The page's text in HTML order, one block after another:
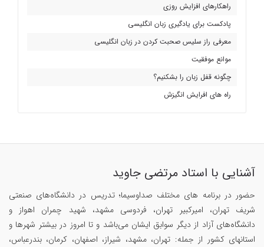
راهکارهای افزایش روزی
پادکست برای یادگیری زبان انگلیسی
معرفی راز سلیس صحبت کردن در زبان انگلیسی
موانع موفقیت
چگونه قفل زبان را بشکنیم؟
راه های افرایش انگیزش
آشنایی با استاد مرتضی جاوید
حضور در برنامه های مختلف صداوسیما؛ تدریس در دانشگاه‌های صنعتی
شریف تهران، امیرکبیر تهران، فردوسی مشهد، شهید چمران اهواز و
دانشگاه‌های آزاد از دیگر سوابق ایشان می‌باشد و تا امروز در بیشتر شهرها و
استانهای کشور از جمله: تهران، مشهد، شیراز، اصفهان، کرمان، بندرعباس،